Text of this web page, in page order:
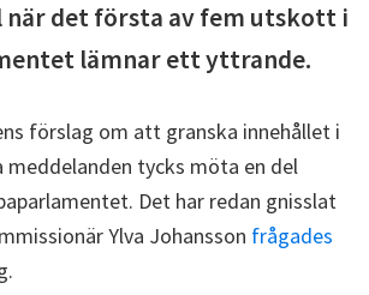
när det första av fem utskott i
lämnar ett yttrande.
förslag om att granska innehållet i
meddelanden tycks möta en del
Det har redan gnisslat
Ylva Johansson frågades